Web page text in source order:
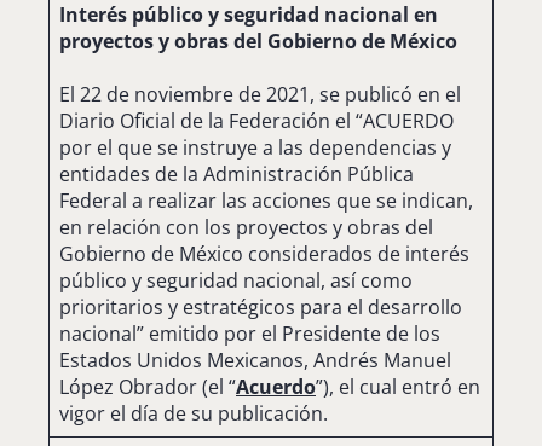
Interés público y seguridad nacional en
proyectos y obras del Gobierno de México
El 22 de noviembre de 2021, se publicó en el
Diario Oficial de la Federación el “ACUERDO
por el que se instruye a las dependencias y
entidades de la Administración Pública
Federal a realizar las acciones que se indican,
en relación con los proyectos y obras del
Gobierno de México considerados de interés
público y seguridad nacional, así como
prioritarios y estratégicos para el desarrollo
nacional” emitido por el Presidente de los
Estados Unidos Mexicanos, Andrés Manuel
López Obrador (el “Acuerdo”), el cual entró en
vigor el día de su publicación.